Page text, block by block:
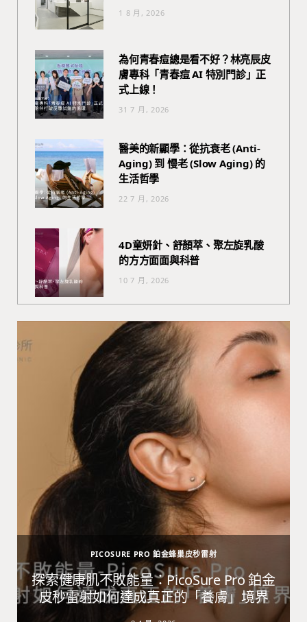
1 8 月, 2026
為何青春痘總是看不好？林亮辰皮
膚專科「青春痘 AI 特別門診」正
式上線！
31 7 月, 2026
醫美的新顯學：從抗衰老 (Anti-
Aging) 到 慢老 (Slow Aging) 的
生活哲學
22 7 月, 2026
4D童妍針、舒顏萃、聚左旋乳酸
的方方面面與科普
10 7 月, 2026
PICOSURE PRO 鉑金蜂巢皮秒雷射
探索健康肌不敗能量：PicoSure Pro 鉑金
皮秒雷射如何達成真正的「養膚」境界